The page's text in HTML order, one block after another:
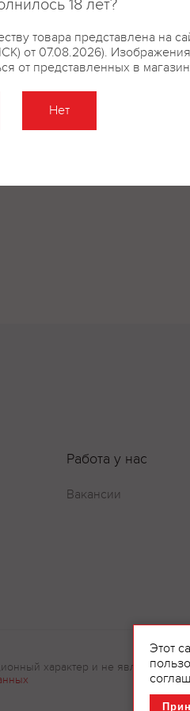
Работа у нас
Вакансии
характер и не являются
Этот
18 лет?
товара представлена на
от 07.08.2026).
от представленных в
Нет